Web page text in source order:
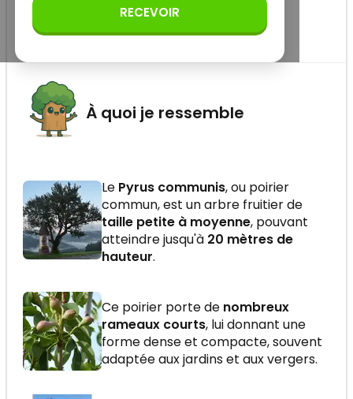
vergers, les jardins et les zones où il s'est
naturalisé.
À quoi je ressemble
Le Pyrus communis, ou poirier
commun, est un arbre fruitier de
taille petite à moyenne, pouvant
atteindre jusqu'à 20 mètres de
hauteur.
Ce poirier porte de nombreux
rameaux courts, lui donnant une
forme dense et compacte, souvent
adaptée aux jardins et aux vergers.
RECEVOIR